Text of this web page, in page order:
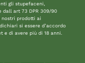
gli stupefaceni,
dall art 73 DPR 309/90
nostri prodotti ai
si essere d’accordo
di avere più di 18 anni.